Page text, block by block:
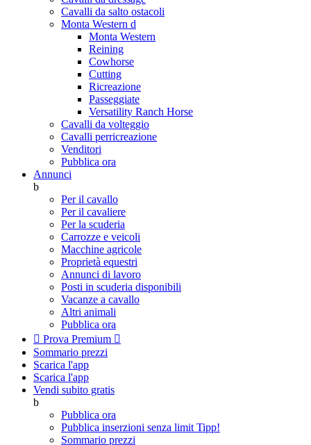
Cavalli da salto ostacoli
Monta Western d
Monta Western
Reining
Cowhorse
Cutting
Ricreazione
Passeggiate
Versatility Ranch Horse
Cavalli da volteggio
Cavalli perricreazione
Venditori
Pubblica ora
Annunci
b
Per il cavallo
Per il cavaliere
Per la scuderia
Carrozze e veicoli
Macchine agricole
Proprietà equestri
Annunci di lavoro
Posti in scuderia disponibili
Vacanze a cavallo
Altri animali
Pubblica ora
 Prova Premium 
Sommario prezzi
Scarica l'app
Scarica l'app
Vendi subito gratis
b
Pubblica ora
Pubblica inserzioni senza limit Tipp!
Sommario prezzi